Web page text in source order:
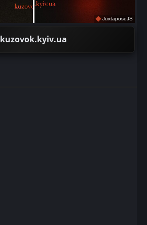
JuxtaposeJS
kuzovok.kyiv.ua